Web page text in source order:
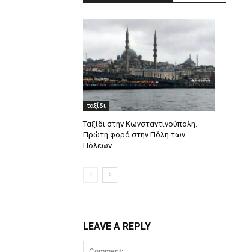
ταξίδι
Ταξίδι στην Κωνσταντινούπολη.
Πρώτη φορά στην Πόλη των
Πόλεων
LEAVE A REPLY